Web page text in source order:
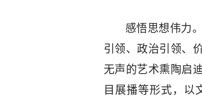
感悟思想伟力
引领、政治引领、
无声的艺术熏陶启
目展播等形式，以